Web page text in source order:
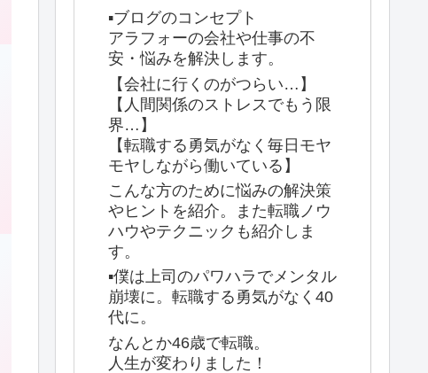
▪️ブログのコンセプト
アラフォーの会社や仕事の不
安・悩みを解決します。
【会社に行くのがつらい…】
【人間関係のストレスでもう限
界…】
【転職する勇気がなく毎日モヤ
モヤしながら働いている】
こんな方のために悩みの解決策
やヒントを紹介。また転職ノウ
ハウやテクニックも紹介しま
す。
▪️僕は上司のパワハラでメンタル
崩壊に。転職する勇気がなく40
代に。
なんとか46歳で転職。
人生が変わりました！